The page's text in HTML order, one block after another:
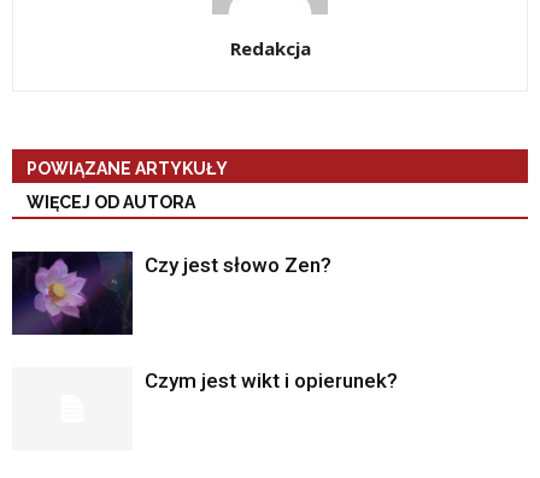
Redakcja
POWIĄZANE ARTYKUŁY
WIĘCEJ OD AUTORA
Czy jest słowo Zen?
Czym jest wikt i opierunek?